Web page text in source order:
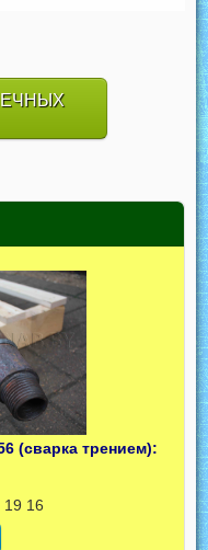
(сварка трением):
19 16